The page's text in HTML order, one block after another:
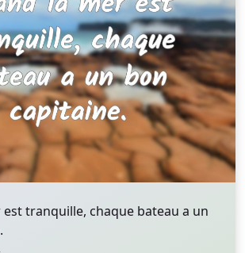
tranquille, chaque bateau a un